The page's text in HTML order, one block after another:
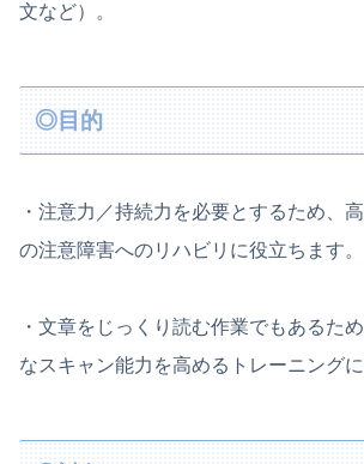
文など）。
◎目的
・注意力／持続力を必要とするため、
の注意障害へのリハビリに役立ちます。
・文章をじっくり読む作業でもあるた
なスキャン能力を高めるトレーニングに